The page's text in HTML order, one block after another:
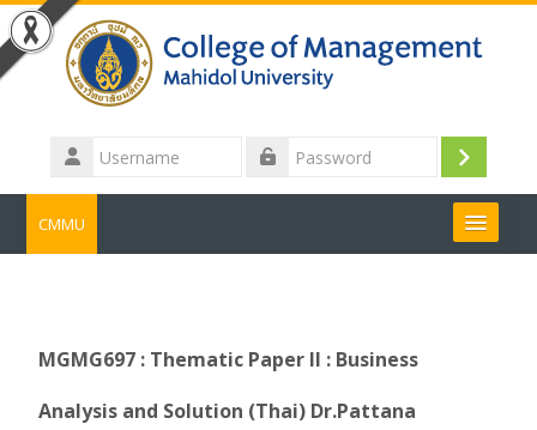
Skip to main content
Username
Log
in
CMMU
MGMG697 : Thematic Paper II : Business
Analysis and Solution (Thai) Dr.Pattana